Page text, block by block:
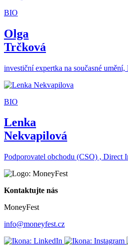
BIO
Olga
Trčková
investiční expertka na současné
BIO
Lenka
Nekvapilová
Podporovatel obchodu (CSO) , Direct
Kontaktujte nás
MoneyFest
info@moneyfest.cz